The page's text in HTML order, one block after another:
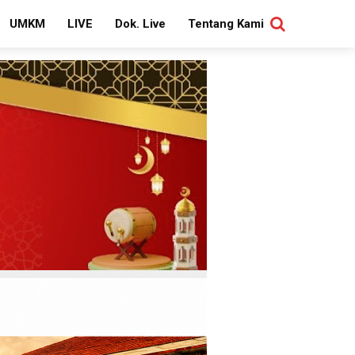
UMKM LIVE Dok. Live Tentang Kami
SEARCH